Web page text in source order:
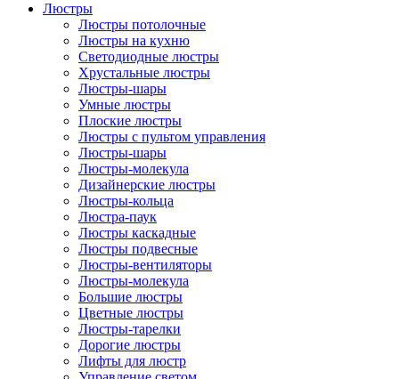
Люстры
Люстры потолочные
Люстры на кухню
Светодиодные люстры
Хрустальные люстры
Люстры-шары
Умные люстры
Плоские люстры
Люстры с пультом управления
Люстры-шары
Люстры-молекула
Дизайнерские люстры
Люстры-кольца
Люстра-паук
Люстры каскадные
Люстры подвесные
Люстры-вентиляторы
Люстры-молекула
Большие люстры
Цветные люстры
Люстры-тарелки
Дорогие люстры
Лифты для люстр